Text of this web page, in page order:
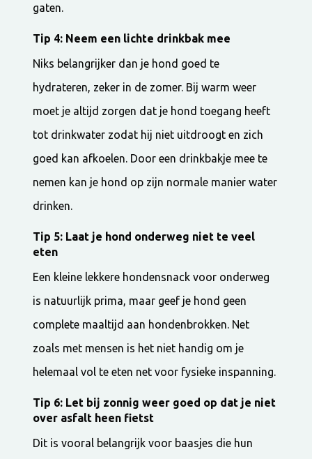
gaten.
Tip 4: Neem een lichte drinkbak mee
Niks belangrijker dan je hond goed te
hydrateren, zeker in de zomer. Bij warm weer
moet je altijd zorgen dat je hond toegang heeft
tot drinkwater zodat hij niet uitdroogt en zich
goed kan afkoelen. Door een drinkbakje mee te
nemen kan je hond op zijn normale manier water
drinken.
Tip 5: Laat je hond onderweg niet te veel
eten
Een kleine lekkere hondensnack voor onderweg
is natuurlijk prima, maar geef je hond geen
complete maaltijd aan hondenbrokken. Net
zoals met mensen is het niet handig om je
helemaal vol te eten net voor fysieke inspanning.
Tip 6: Let bij zonnig weer goed op dat je niet
over asfalt heen fietst
Dit is vooral belangrijk voor baasjes die hun